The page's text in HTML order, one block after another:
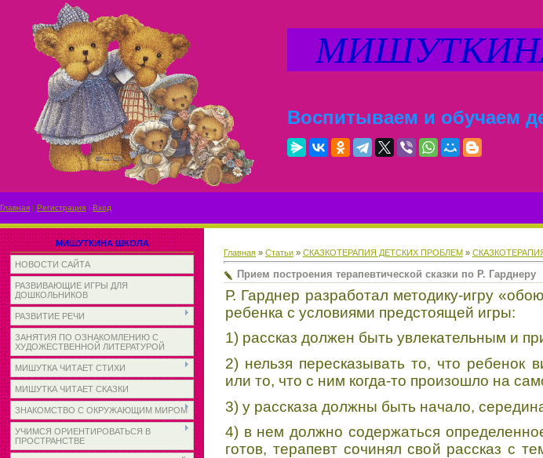
Воспитываем и обучаем
Главная | Регистрация | Вход
МИШУТКИНА ШКОЛА
НОВОСТИ САЙТА
РАЗВИВАЮЩИЕ ИГРЫ ДЛЯ
ДОШКОЛЬНИКОВ
РАЗВИТИЕ РЕЧИ
ЗАНЯТИЯ ПО ОЗНАКОМЛЕНИЮ С
ХУДОЖЕСТВЕННОЙ ЛИТЕРАТУРОЙ
МИШУТКА ЧИТАЕТ СТИХИ
МИШУТКА ЧИТАЕТ СКАЗКИ
ЗНАКОМСТВО С ОКРУЖАЮЩИМ МИРОМ
УЧИМСЯ ОРИЕНТИРОВАТЬСЯ В
ПРОСТРАНСТВЕ
Главная » Статьи » СКАЗКОТЕРАПИЯ ДЕТСКИХ ПРОБЛЕМ »
Прием построения терапевтической сказки по Р. Гарднеру
Р. Гарднер разработал методику-игру
ребенка с условиями предстоящей игры:
1) рассказ должен быть увлекательным и
2) нельзя пересказывать то, что ребенок
или то, что с ним когда-то произошло на
3) у рассказа должны быть начало,
4) в нем должно содержаться
готов, терапевт сочинял свой рассказ с